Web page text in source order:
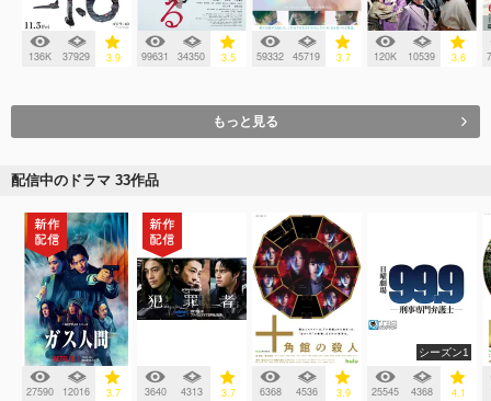
136K 37929 3.9 99631 34350 3.5 59332 45719 3.7 120K 10539 3.6
もっと見る
配信中のドラマ 33作品
27590 12016 3.7 3640 4313 3.7 6368 4536 3.9
シーズン1
25545 4368 4.1